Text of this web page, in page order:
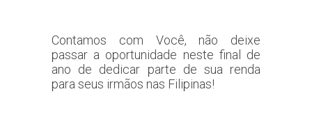
Contamos com Você, não deixe
passar a oportunidade neste final de
ano de dedicar parte de sua renda
para seus irmãos nas Filipinas!